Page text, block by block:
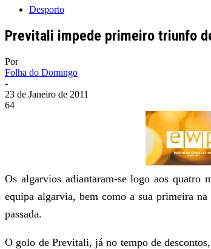
Desporto
Previtali impede primeiro triunfo
Por
Folha do Domingo
-
23 de Janeiro de 2011
64
Os algarvios adiantaram-se logo aos
equipa algarvia, bem como a sua primeira
passada.
O golo de Previtali, já no tempo de